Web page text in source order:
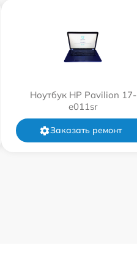
Ноутбук HP Pavilion 17-
e011sr
Заказать ремонт